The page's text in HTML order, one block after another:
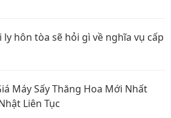
ly hôn tòa sẽ hỏi gì về nghĩa vụ cấp
Máy Sấy Thăng Hoa Mới Nhất
Liên Tục